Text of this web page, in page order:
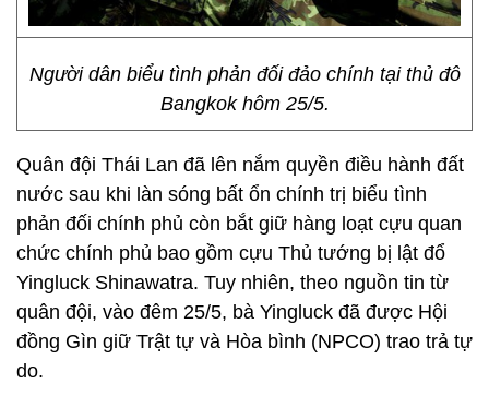
Người dân biểu tình phản đối đảo chính tại thủ đô
Bangkok hôm 25/5.
Quân đội Thái Lan đã lên nắm quyền điều hành đất
nước sau khi làn sóng bất ổn chính trị biểu tình
phản đối chính phủ còn bắt giữ hàng loạt cựu quan
chức chính phủ bao gồm cựu Thủ tướng bị lật đổ
Yingluck Shinawatra. Tuy nhiên, theo nguồn tin từ
quân đội, vào đêm 25/5, bà Yingluck đã được Hội
đồng Gìn giữ Trật tự và Hòa bình (NPCO) trao trả tự
do.